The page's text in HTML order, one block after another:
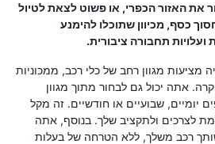
את האזור הכפרי, או פשוט לצאת לטיול
כסף, מכיוון שתוכלו להימנע
ועלויות תחבורה ציבורית.
מציעות מגוון רחב של כלי רכב, ממכוניות
אתה יכול גם לבחור מתוך מגוון
יומיים, שבועיים או חודשיים. זה מקל
לצרכים ולתקציב שלך. בנוסף, אתה
רכב משלך, ללא הטרחה של בעלות